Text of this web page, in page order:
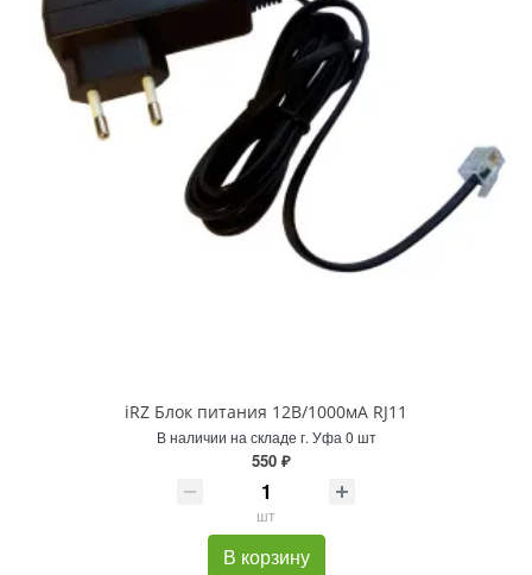
iRZ Блок питания 12В/1000мА RJ11
В наличии на складе г. Уфа 0 шт
550 ₽
шт
В корзину